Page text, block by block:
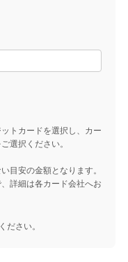
トカードを選択し、カー
選択ください。
目安の金額となります。
詳細は各カード会社へお
ださい。